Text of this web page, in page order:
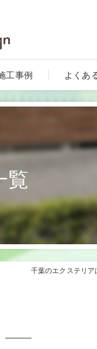
工事例 よくあ
覧
千葉のエクステリ